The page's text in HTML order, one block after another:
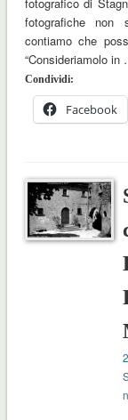
fotografiche non
contiamo che
“Consideriamolo in
Condividi:
Facebook